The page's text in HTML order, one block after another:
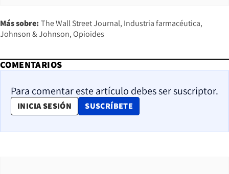
Más sobre: The Wall Street Journal Industria farmacéutica
Johnson & Johnson Opioides
COMENTARIOS
Para comentar este artículo debes ser suscriptor.
INICIA SESIÓN SUSCRÍBETE
OPENS IN NEW WINDOW